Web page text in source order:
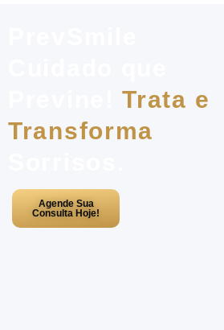
Previne!Trata e
Transforma
Agende Sua
Consulta Hoje!